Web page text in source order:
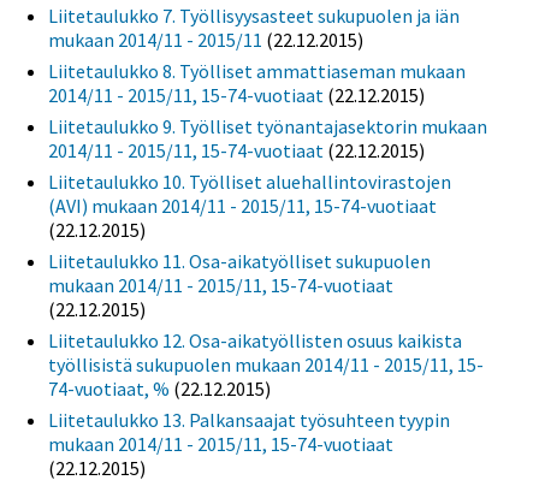
Liitetaulukko 7. Työllisyysasteet sukupuolen ja iän
mukaan 2014/11 - 2015/11 (22.12.2015)
Liitetaulukko 8. Työlliset ammattiaseman mukaan
2014/11 - 2015/11, 15-74-vuotiaat (22.12.2015)
Liitetaulukko 9. Työlliset työnantajasektorin mukaan
2014/11 - 2015/11, 15-74-vuotiaat (22.12.2015)
Liitetaulukko 10. Työlliset aluehallintovirastojen
(AVI) mukaan 2014/11 - 2015/11, 15-74-vuotiaat
(22.12.2015)
Liitetaulukko 11. Osa-aikatyölliset sukupuolen
mukaan 2014/11 - 2015/11, 15-74-vuotiaat
(22.12.2015)
Liitetaulukko 12. Osa-aikatyöllisten osuus kaikista
työllisistä sukupuolen mukaan 2014/11 - 2015/11, 15-
74-vuotiaat, % (22.12.2015)
Liitetaulukko 13. Palkansaajat työsuhteen tyypin
mukaan 2014/11 - 2015/11, 15-74-vuotiaat
(22.12.2015)